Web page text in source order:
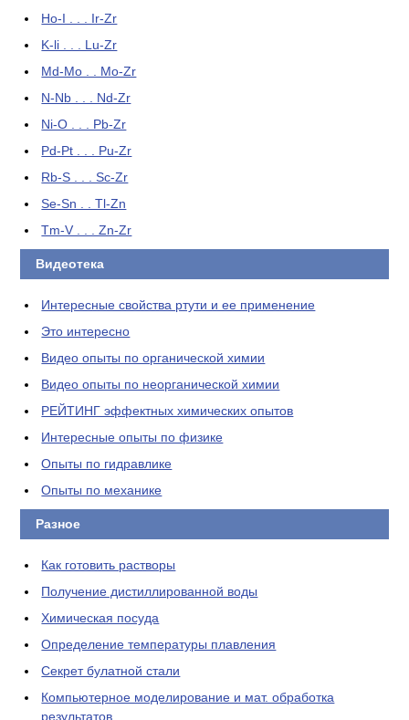
Ho-I . . . Ir-Zr
K-li . . . Lu-Zr
Md-Mo . . Mo-Zr
N-Nb . . . Nd-Zr
Ni-O . . . Pb-Zr
Pd-Pt . . . Pu-Zr
Rb-S . . . Sc-Zr
Se-Sn . . Tl-Zn
Tm-V . . . Zn-Zr
Видеотека
Интересные свойства ртути и ее применение
Это интересно
Видео опыты по органической химии
Видео опыты по неорганической химии
РЕЙТИНГ эффектных химических опытов
Интересные опыты по физике
Опыты по гидравлике
Опыты по механике
Разное
Как готовить растворы
Получение дистиллированной воды
Химическая посуда
Определение температуры плавления
Секрет булатной стали
Компьютерное моделирование и мат. обработка
результатов